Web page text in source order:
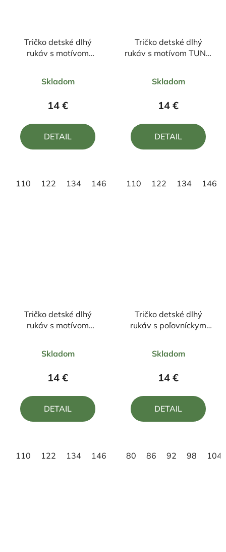
Tričko detské dlhý
rukáv s motívom
hodnotenie
produktu
z
Skladom
14 €
DETAIL
110 122 134 146 158
Tričko detské dlhý
rukáv s motívom TUNG
hodnotenie
produktu
z
Skladom
14 €
DETAIL
110 122 134 146
Tričko detské dlhý
rukáv s motívom
hodnotenie
produktu
5,0
z
Skladom
14 €
DETAIL
110 122 134 146 158
Tričko detské dlhý
rukáv s poľovníckym
hodnotenie
produktu
5,0
z
Skladom
14 €
DETAIL
80 86 92 98 104